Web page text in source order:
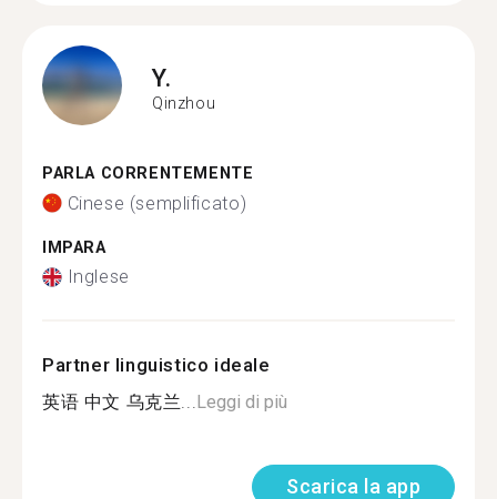
Y.
Qinzhou
PARLA CORRENTEMENTE
Cinese (semplificato)
IMPARA
Inglese
Partner linguistico ideale
英语 中文 乌克兰...Leggi di più
Scarica la app